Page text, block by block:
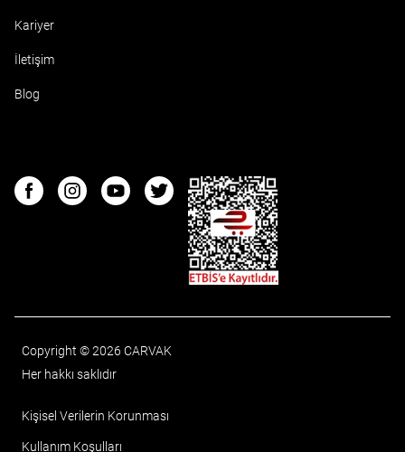
Kariyer
İletişim
Blog
FacebookInstagramYoutubeTwitter
ETBIS
Copyright © 2026 CARVAK
Her hakkı saklıdır
Kişisel Verilerin Korunması
Kullanım Koşulları